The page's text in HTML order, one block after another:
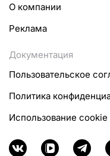
О компании
Реклама
Документация
Пользовательское
Политика
Использование cookie